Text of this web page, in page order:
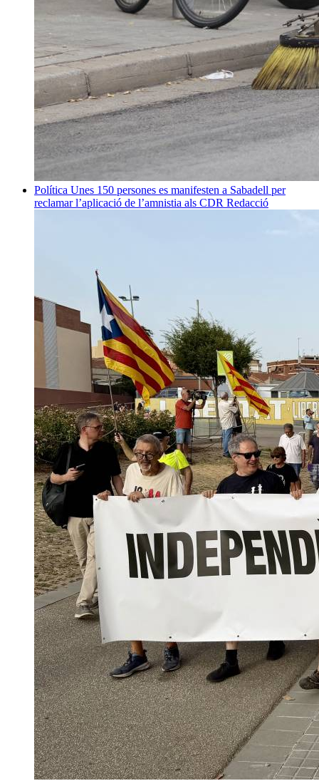
Política Unes 150 persones es manifesten a Sabadell per
reclamar l’aplicació de l’amnistia als CDR Redacció